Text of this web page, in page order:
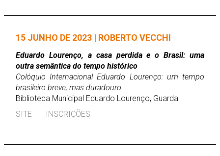
15 JUNHO DE 2023 | ROBERTO VECCHI
Eduardo Lourenço, a casa perdida e o Brasil: uma
outra semântica do tempo histórico
Colóquio Internacional Eduardo Lourenço: um tempo
brasileiro breve, mas duradouro
Biblioteca Municipal Eduardo Lourenço, Guarda
SITE
INSCRIÇÕES